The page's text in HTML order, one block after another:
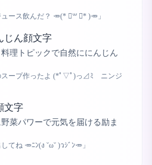
ュース飲んだ？ 🥕(* ॑꒳ ॑* )🥕」
じん顔文字
理トピックで自然ににんじん
スープ作ったよ (*ﾟ▽ﾟ)っ⊿ﾐ ニンジ
文字
菜パワーで元気を届ける励ま
てね 🥕ﾆﾝ(ง ˘ω˘ )วｼﾞﾝ🥕」